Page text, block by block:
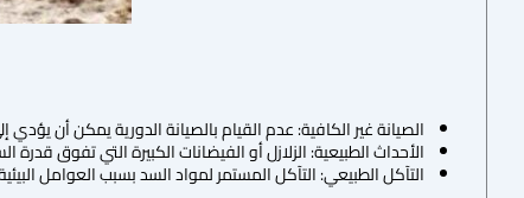
الصيانة غير الكافية: عدم القيام بالصيانة الدورية يمكن أن
الأحداث الطبيعية: الزلازل أو الفيضانات الكبيرة التي تفوق قدرة
التآكل الطبيعي: التآكل المستمر لمواد السد بسبب العوامل